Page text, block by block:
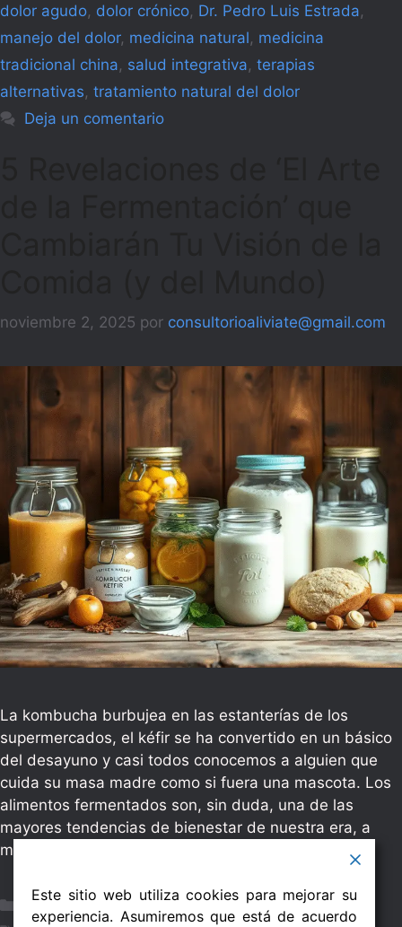
dolor agudo, dolor crónico, Dr. Pedro Luis Estrada,
manejo del dolor, medicina natural, medicina
tradicional china, salud integrativa, terapias
alternativas, tratamiento natural del dolor
Deja un comentario
noviembre 2, 2025 por consultorioaliviate@gmail.com
La kombucha burbujea en las estanterías de los
supermercados, el kéfir se ha convertido en un básico
del desayuno y casi todos conocemos a alguien que
cuida su masa madre como si fuera una mascota. Los
alimentos fermentados son, sin duda, una de las
mayores tendencias de bienestar de nuestra era, a
menudo presentados como …
Categorías
salud ,dieta
Este sitio web utiliza cookies para mejorar su
experiencia. Asumiremos que está de acuerdo